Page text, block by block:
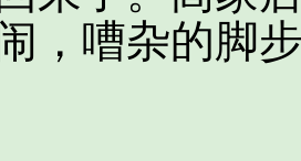
，嘈杂的脚